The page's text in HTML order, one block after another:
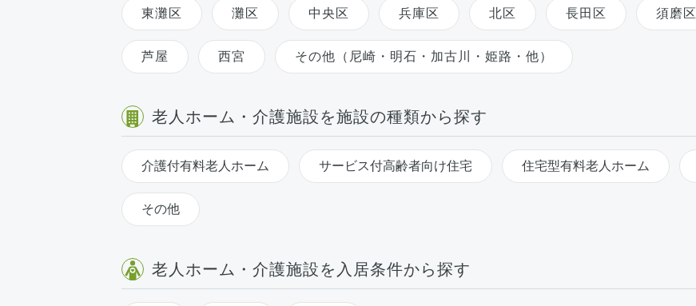
東灘区 灘区 中央区 兵庫区 北区 長田区 須磨区
芦屋 西宮 その他（尼崎・明石・加古川・姫路・他）
老人ホーム・介護施設を施設の種類から探す
介護付有料老人ホーム サービス付高齢者向け住宅 住宅型有料老人ホーム
その他
老人ホーム・介護施設を入居条件から探す